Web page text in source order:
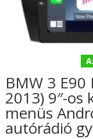
BMW 3 E90
2013) 9″-os
menüs
autórádió